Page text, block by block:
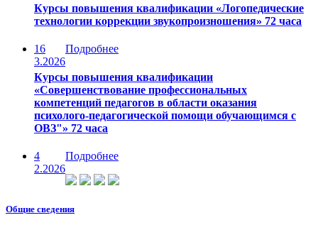
Курсы повышения квалификации «Логопедические
технологии коррекции звукопроизношения» 72 часа
16
3.2026
Подробнее
Курсы повышения квалификации
«Совершенствование профессиональных
компетенций педагогов в области оказания
психолого-педагогической помощи обучающимся с
ОВЗ"» 72 часа
4
2.2026
Подробнее
Общие сведения